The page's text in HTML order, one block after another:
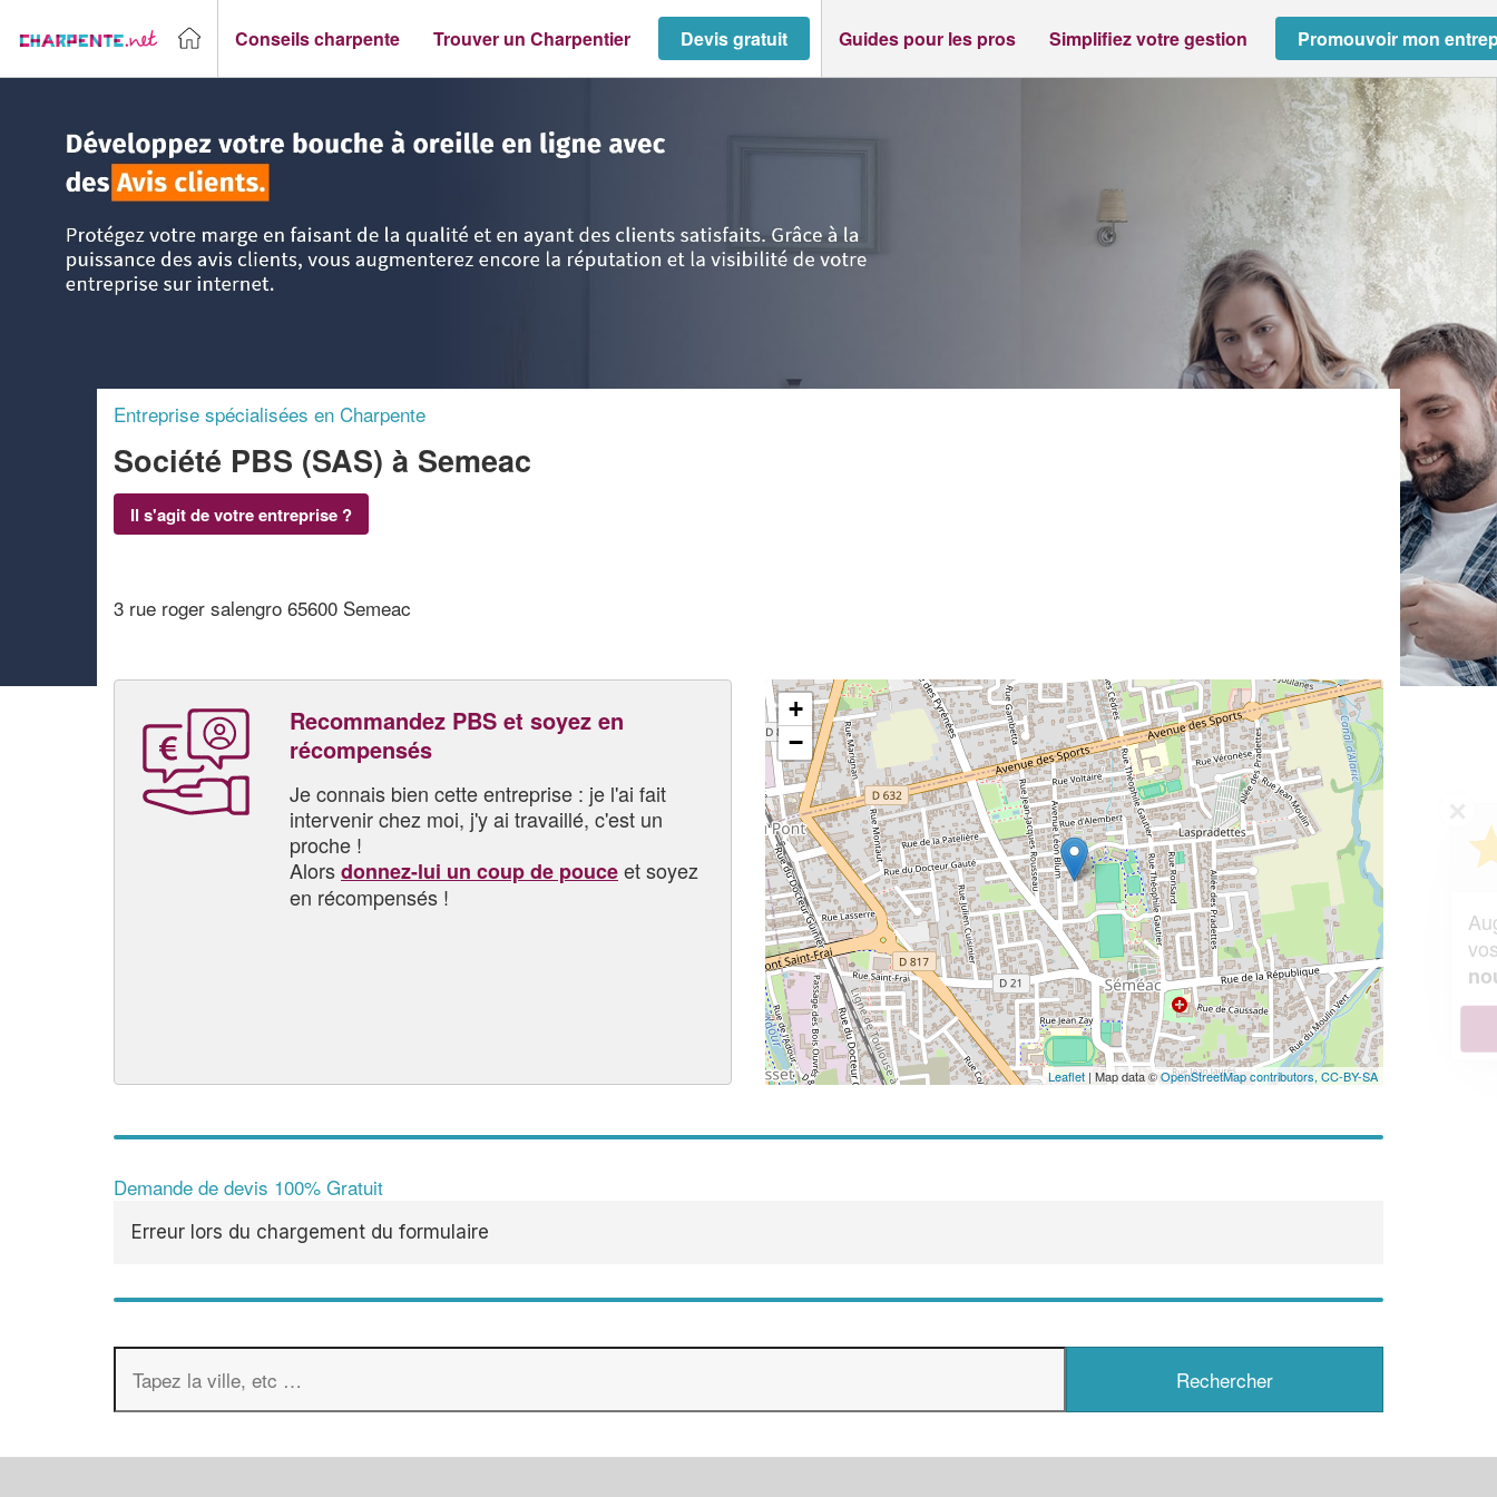
Conseils charpente Trouver un Charpentier Devis gratuit Guides pour les pros Simplifiez votre gestion Promouvoir mon
Entreprise spécialisées en Charpente
Société PBS (SAS) à Semeac
Il s'agit de votre entreprise ?
3 rue roger salengro 65600 Semeac
Recommandez PBS et soyez en
récompensés
Je connais bien cette entreprise : je l'ai fait
intervenir chez moi, j'y ai travaillé, c'est un
proche !
Alorsdonnez-lui un coup de pouceet soyez
en récompensés !
+
−
Leaflet | Map data ©OpenStreetMap contributors, CC-BY-SA
Demande de devis 100% Gratuit
Erreur lors du chargement du formulaire
✕
Vous êtes un
professionnel ?
Augmentez votre chiffre d'affaires
vosmargestout en gagnant de
nouveaux clients!
En savoir plus